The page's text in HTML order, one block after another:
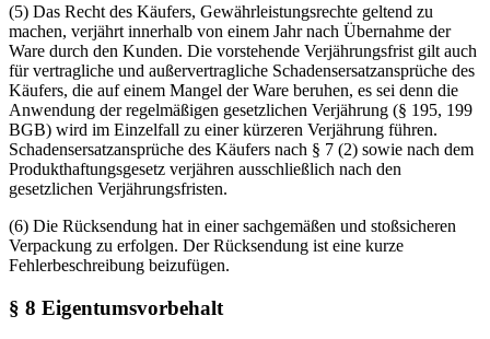
(5) Das Recht des Käufers, Gewährleistungsrechte geltend zu
machen, verjährt innerhalb von einem Jahr nach Übernahme der
Ware durch den Kunden. Die vorstehende Verjährungsfrist gilt auch
für vertragliche und außervertragliche Schadensersatzansprüche des
Käufers, die auf einem Mangel der Ware beruhen, es sei denn die
Anwendung der regelmäßigen gesetzlichen Verjährung (§ 195, 199
BGB) wird im Einzelfall zu einer kürzeren Verjährung führen.
Schadensersatzansprüche des Käufers nach § 7 (2) sowie nach dem
Produkthaftungsgesetz verjähren ausschließlich nach den
gesetzlichen Verjährungsfristen.
(6) Die Rücksendung hat in einer sachgemäßen und stoßsicheren
Verpackung zu erfolgen. Der Rücksendung ist eine kurze
Fehlerbeschreibung beizufügen.
§ 8 Eigentumsvorbehalt